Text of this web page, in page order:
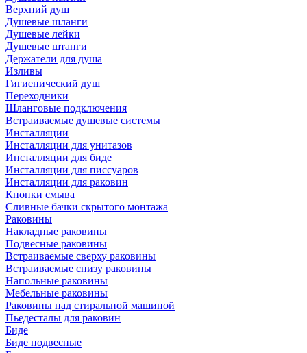
Верхний душ
Душевые шланги
Душевые лейки
Душевые штанги
Держатели для душа
Изливы
Гигиенический душ
Переходники
Шланговые подключения
Встраиваемые душевые системы
Инсталляции
Инсталляции для унитазов
Инсталляции для биде
Инсталляции для писсуаров
Инсталляции для раковин
Кнопки смыва
Сливные бачки скрытого монтажа
Раковины
Накладные раковины
Подвесные раковины
Встраиваемые сверху раковины
Встраиваемые снизу раковины
Напольные раковины
Мебельные раковины
Раковины над стиральной машиной
Пьедесталы для раковин
Биде
Биде подвесные